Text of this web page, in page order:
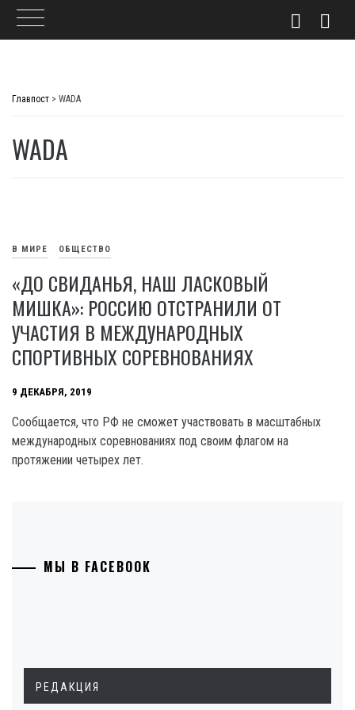
Главпост > WADA
WADA
В МИРЕ ОБЩЕСТВО
«ДО СВИДАНЬЯ, НАШ ЛАСКОВЫЙ
МИШКА»: РОССИЮ ОТСТРАНИЛИ ОТ
УЧАСТИЯ В МЕЖДУНАРОДНЫХ
СПОРТИВНЫХ СОРЕВНОВАНИЯХ
9 ДЕКАБРЯ, 2019
Сообщается, что РФ не сможет участвовать в масштабных
международных соревнованиях под своим флагом на
протяжении четырех лет.
МЫ В FACEBOOK
РЕДАКЦИЯ